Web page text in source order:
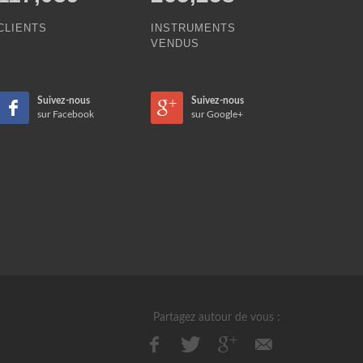
INSTRUMENTS
VENDUS
Suivez-nous
sur Facebook
Suivez-nous
sur Google+
Partagez autour de vous :